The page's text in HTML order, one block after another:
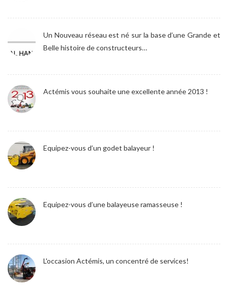
Un Nouveau réseau est né sur la base d’une Grande et
Belle histoire de constructeurs…
Actémis vous souhaite une excellente année 2013 !
Equipez-vous d’un godet balayeur !
Equipez-vous d’une balayeuse ramasseuse !
L'occasion Actémis, un concentré de services!